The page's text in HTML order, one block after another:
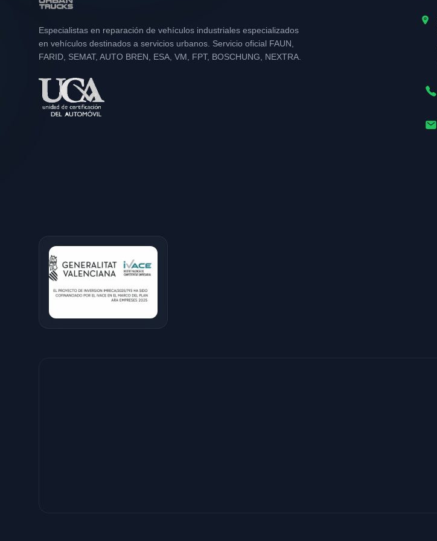
Especialistas en reparación de vehículos industriales especializados
en vehículos destinados a servicios urbanos. Servicio oficial FAUN,
FARID, SEMAT, AUTO BREN, ESA, VM, FPT, BOSCHUNG, NEXTRA.